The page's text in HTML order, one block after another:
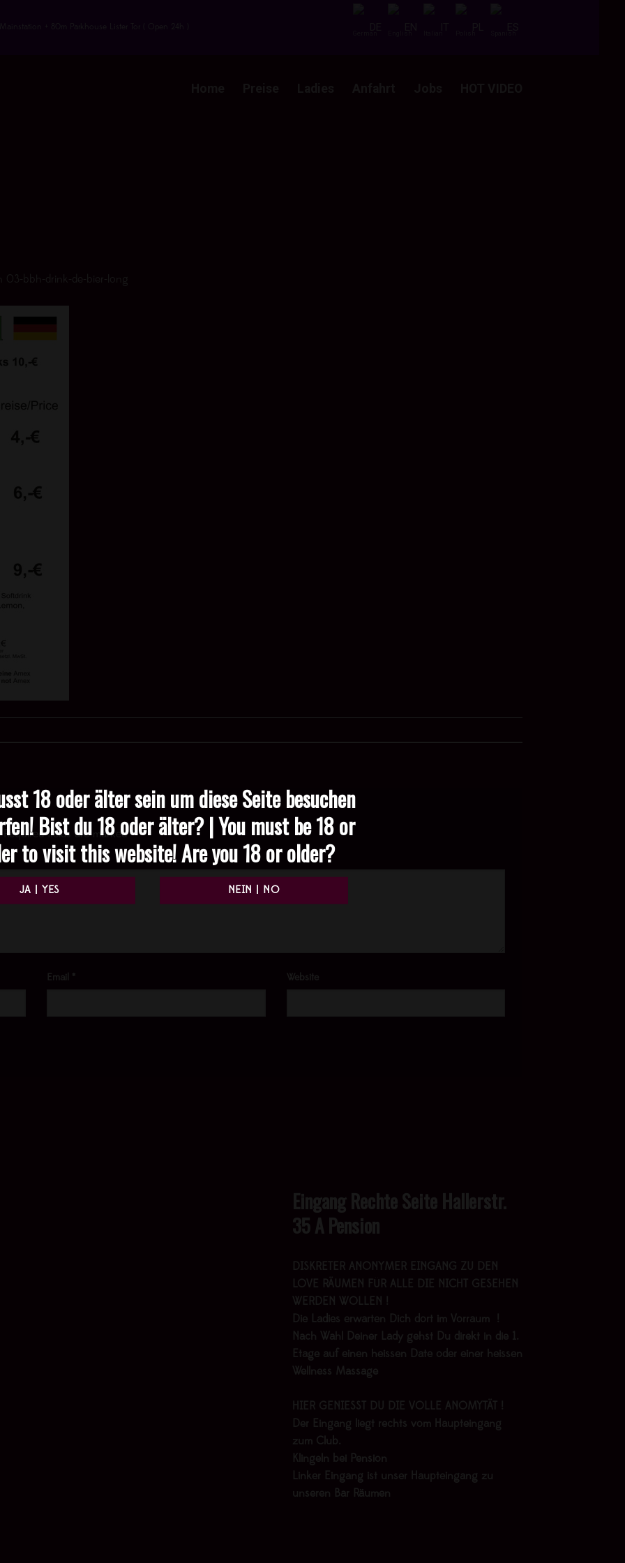
18 oder älter sein um diese Seite besuchen
Bist du 18 oder älter? | You must be 18 or
to visit this website! Are you 18 or older?
+ 80m Parkhouse Lister Tor ( Open 24h )
03-bbh-drink-de-bier-long
Required fields are marked*
Email * Website
Eingang Rechte Seite Hallerstr.
35 A Pension
DISKRETER ANONYMER EINGANG ZU DEN
LOVE RÄUMEN FÜR ALLE DIE NICHT GESEHEN
WERDEN WOLLEN !
Die Ladies erwarten Dich dort im Vorraum !
Nach Wahl Deiner Lady gehst Du direkt in die 1.
Etage auf einen heissen Date oder einer heissen
Wellness Massage
HIER GENIESST DU DIE VOLLE ANOMYTÄT !
Der Eingang liegt rechts vom Haupteingang
zum Club.
Klingeln bei Pension
Linker Eingang ist unser Haupteingang zu
unseren Bar Räumen